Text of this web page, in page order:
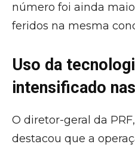
número foi ainda
feridos na mesma
Uso da
intensificado
O diretor-geral da
destacou que a